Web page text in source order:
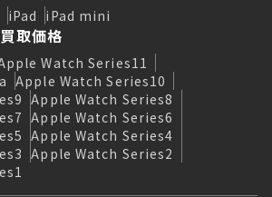
iPad iPad mini
取価格
Watch Series11
Apple Watch Series10
Apple Watch Series8
Apple Watch Series6
Apple Watch Series4
Apple Watch Series2